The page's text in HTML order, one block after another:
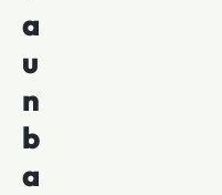
a
u
n
b
a